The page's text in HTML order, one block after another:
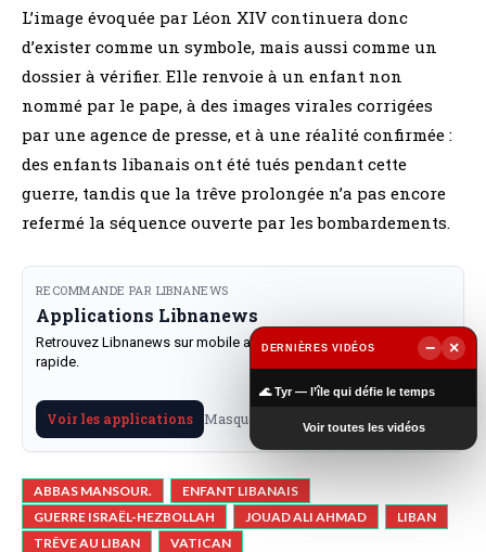
L’image évoquée par Léon XIV continuera donc
d’exister comme un symbole, mais aussi comme un
dossier à vérifier. Elle renvoie à un enfant non
nommé par le pape, à des images virales corrigées
par une agence de presse, et à une réalité confirmée :
des enfants libanais ont été tués pendant cette
guerre, tandis que la trêve prolongée n’a pas encore
refermé la séquence ouverte par les bombardements.
RECOMMANDE PAR LIBNANEWS
Applications Libnanews
Retrouvez Libnanews sur mobile avec notifications et lecture
rapide.
Voir les applications Masquer
ABBAS MANSOUR.
ENFANT LIBANAIS
GUERRE ISRAËL-HEZBOLLAH
JOUAD ALI AHMAD
LIBAN
TRÊVE AU LIBAN
VATICAN
DERNIÈRES VIDÉOS −
×
🌊 Tyr — l’île qui défie le temps
Voir toutes les vidéos